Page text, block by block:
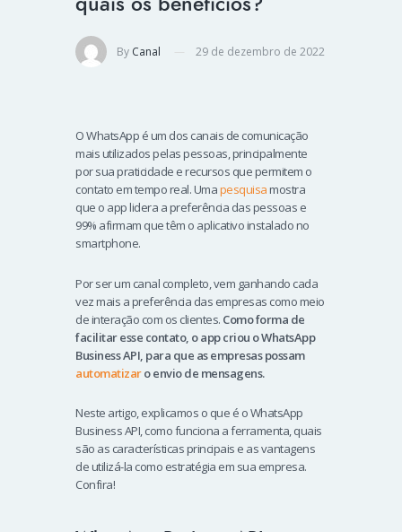
By Canal 29 de dezembro de 2022
O WhatsApp é um dos canais de comunicação
mais utilizados pelas pessoas, principalmente
por sua praticidade e recursos que permitem o
contato em tempo real. Umapesquisamostra
que o app lidera a preferência das pessoas e
99% afirmam que têm o aplicativo instalado no
smartphone.
Por ser um canal completo, vem ganhando cada
vez mais a preferência das empresas como meio
de interação com os clientes. Como forma de
facilitar esse contato, o app criou o WhatsApp
Business API, para que as empresas possam
automatizaro envio de mensagens.
Neste artigo, explicamos o que é o WhatsApp
Business API, como funciona a ferramenta, quais
são as características principais e as vantagens
de utilizá-la como estratégia em sua empresa.
Confira!